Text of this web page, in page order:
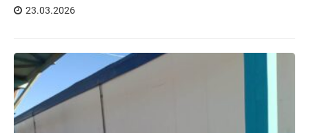
23.03.2026